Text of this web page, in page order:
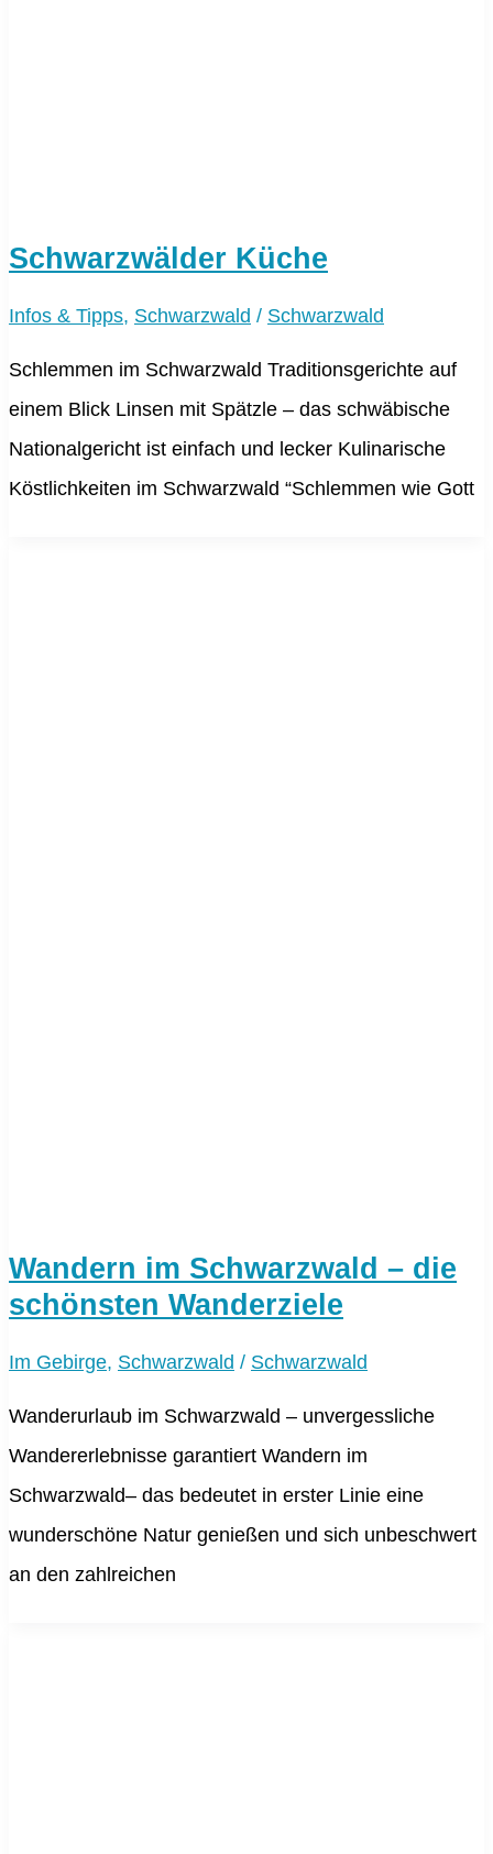
Schwarzwälder Küche
Infos & Tipps, Schwarzwald / Schwarzwald
Schlemmen im Schwarzwald Traditionsgerichte auf
einem Blick Linsen mit Spätzle – das schwäbische
Nationalgericht ist einfach und lecker Kulinarische
Köstlichkeiten im Schwarzwald “Schlemmen wie Gott
Wandern im Schwarzwald – die
schönsten Wanderziele
Im Gebirge, Schwarzwald / Schwarzwald
Wanderurlaub im Schwarzwald – unvergessliche
Wandererlebnisse garantiert Wandern im
Schwarzwald– das bedeutet in erster Linie eine
wunderschöne Natur genießen und sich unbeschwert
an den zahlreichen